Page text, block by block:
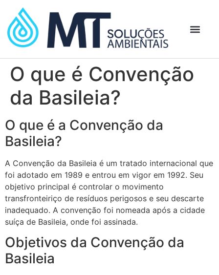
O que é Convenção
da Basileia?
O que é a Convenção da
Basileia?
A Convenção da Basileia é um tratado internacional que
foi adotado em 1989 e entrou em vigor em 1992. Seu
objetivo principal é controlar o movimento
transfronteiriço de resíduos perigosos e seu descarte
inadequado. A convenção foi nomeada após a cidade
suíça de Basileia, onde foi assinada.
Objetivos da Convenção da
Basileia